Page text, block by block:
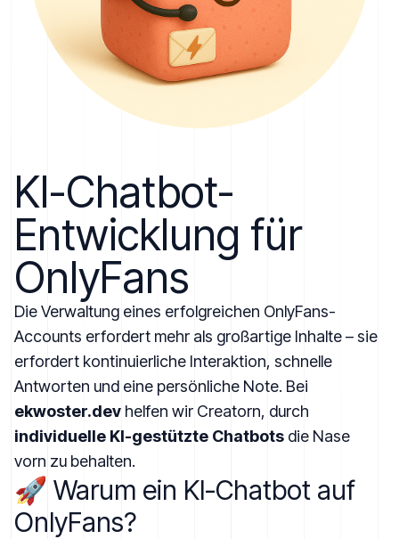
KI-Chatbot-
Entwicklung für
OnlyFans
Die Verwaltung eines erfolgreichen OnlyFans-
Accounts erfordert mehr als großartige Inhalte – sie
erfordert kontinuierliche Interaktion, schnelle
Antworten und eine persönliche Note. Bei
ekwoster.dev helfen wir Creatorn, durch
individuelle KI-gestützte Chatbots die Nase
vorn zu behalten.
🚀 Warum ein KI-Chatbot auf
OnlyFans?